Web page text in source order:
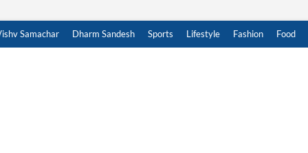
Samachar Dharm Sandesh Sports Lifestyle Fashion Food